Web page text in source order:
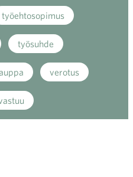
työehtosopimus
työsuhde
verotus